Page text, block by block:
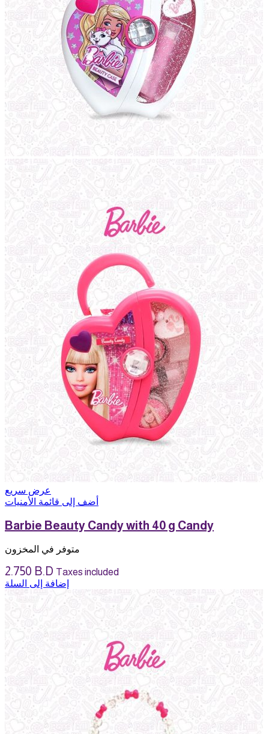
عرض سريع
أضف إلى قائمة الأمنيات
Barbie Beauty Candy with 40 g Candy
متوفر في المخزون
2.750 B.D Taxes included
إضافة إلى السلة